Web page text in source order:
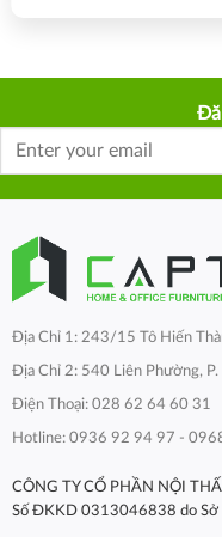
Địa Chỉ 1: 243/15 Tô Hiến
Địa Chỉ 2: 540 Liên Phường,
Điện Thoại: 028 62 64 60 31
Hotline: 0936 92 94 97 -
CÔNG TY CỔ PHẦN NỘI
Số ĐKKD 0313046838 do